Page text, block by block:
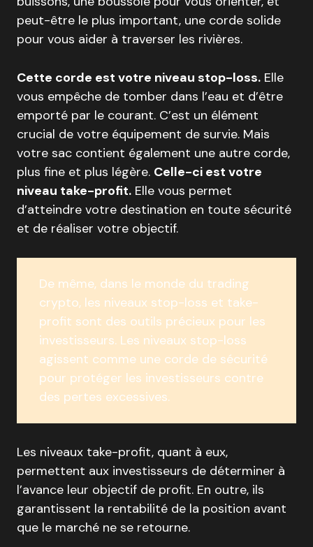
peut-être le plus important, une corde solide
pour vous aider à traverser les rivières.
Cette corde est votre niveau stop-loss. Elle
vous empêche de tomber dans l’eau et d’être
emporté par le courant. C’est un élément
crucial de votre équipement de survie. Mais
votre sac contient également une autre corde,
plus fine et plus légère. Celle-ci est votre
niveau take-profit. Elle vous permet
d’atteindre votre destination en toute sécurité
et de réaliser votre objectif.
De même, dans le monde du trading
crypto, les niveaux stop-loss et take-
profit sont des outils précieux pour les
investisseurs. Les niveaux stop-loss
agissent comme une corde de sécurité
pour protéger les investisseurs contre
des pertes excessives.
Les niveaux take-profit, quant à eux,
permettent aux investisseurs de déterminer à
l’avance leur objectif de profit. En outre, ils
garantissent la rentabilité de la position avant
que le marché ne se retourne.